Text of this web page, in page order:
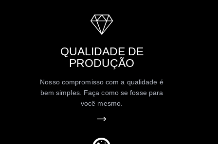
QUALIDADE DE
PRODUÇÃO
Nosso compromisso com a qualidade é
bem simples. Faça como se fosse para
você mesmo.